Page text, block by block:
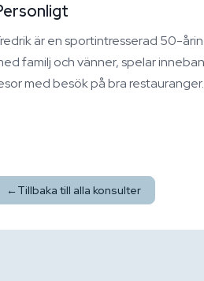
är en sportintresserad 50-
familj och vänner, spelar
med besök på bra restauranger.
← Tillbaka till alla konsulter